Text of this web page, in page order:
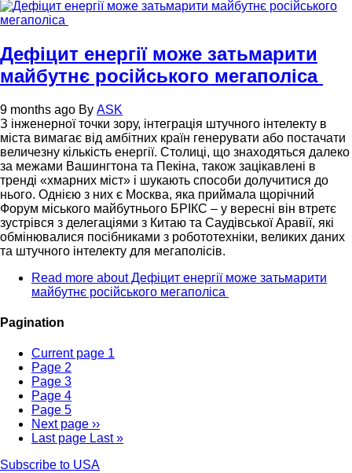
Дефіцит енергії може затьмарити
майбутнє російського мегаполіса
9 months ago By ASK
З інженерної точки зору, інтеграція штучного інтелекту в
міста вимагає від амбітних країн генерувати або постачати
величезну кількість енергії. Столиці, що знаходяться далеко
за межами Вашингтона та Пекіна, також зацікавлені в
тренді «хмарних міст» і шукають способи долучитися до
нього. Однією з них є Москва, яка приймала щорічний
Форум міського майбутнього БРІКС – у вересні він втретє
зустрівся з делегаціями з Китаю та Саудівської Аравії, які
обмінювалися посібниками з робототехніки, великих даних
та штучного інтелекту для мегаполісів.
Read more about Дефіцит енергії може затьмарити
майбутнє російського мегаполіса
Pagination
Current page 1
Page 2
Page 3
Page 4
Page 5
Next page ››
Last page Last »
Subscribe to USA